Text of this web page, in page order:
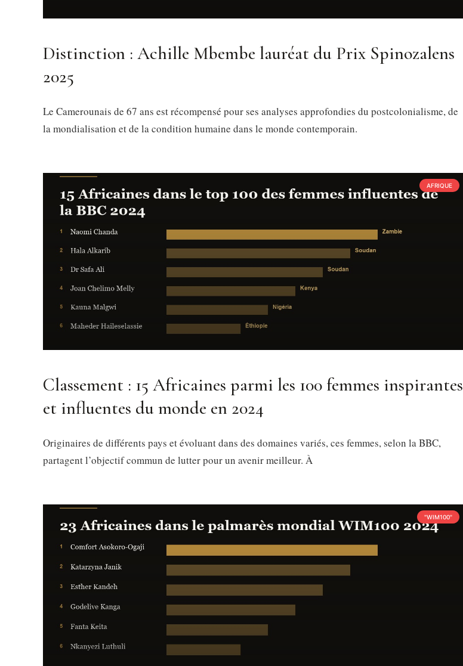
Distinction : Achille Mbembe lauréat du Prix Spinozalens
2025
Le Camerounais de 67 ans est récompensé pour ses analyses approfondies du postcolonialisme, de
la mondialisation et de la condition humaine dans le monde contemporain.
AFRIQUE
Classement : 15 Africaines parmi les 100 femmes inspirantes
et influentes du monde en 2024
Originaires de différents pays et évoluant dans des domaines variés, ces femmes, selon la BBC,
partagent l’objectif commun de lutter pour un avenir meilleur. À
"WIM100"